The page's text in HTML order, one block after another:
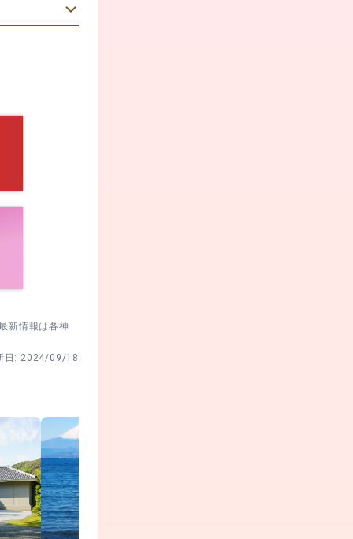
ます。
ズ。
交通が無
見やすい。
の段取り
す。昼前後
くい靴
ムーズ。
2024/09/14
新情報は各神
日: 2024/09/18